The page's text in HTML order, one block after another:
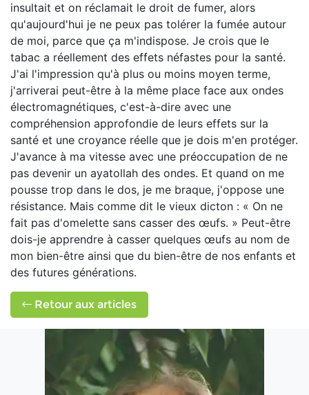
insultait et on réclamait le droit de fumer, alors
qu'aujourd'hui je ne peux pas tolérer la fumée autour
de moi, parce que ça m'indispose. Je crois que le
tabac a réellement des effets néfastes pour la santé.
J'ai l'impression qu'à plus ou moins moyen terme,
j'arriverai peut-être à la même place face aux ondes
électromagnétiques, c'est-à-dire avec une
compréhension approfondie de leurs effets sur la
santé et une croyance réelle que je dois m'en protéger.
J'avance à ma vitesse avec une préoccupation de ne
pas devenir un ayatollah des ondes. Et quand on me
pousse trop dans le dos, je me braque, j'oppose une
résistance. Mais comme dit le vieux dicton : « On ne
fait pas d'omelette sans casser des œufs. » Peut-être
dois-je apprendre à casser quelques œufs au nom de
mon bien-être ainsi que du bien-être de nos enfants et
des futures générations.
Retour aux articles